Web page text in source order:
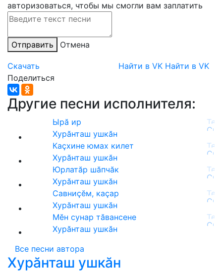
авторизоваться, чтобы мы смогли вам заплатить
Отправить Отмена
Скачать Найти в VK Найти в VK
Поделиться
Другие песни исполнителя:
Ырă ир
Хурăнташ ушкăн
Каҫхине юмах килет
Хурăнташ ушкăн
Юрлатӑр шӑпчӑк
Хурăнташ ушкăн
Савниҫӗм, каҫар
Хурăнташ ушкăн
Мӗн сунар тăвансене
Хурăнташ ушкăн
Все песни автора
Хурăнташ ушкăн